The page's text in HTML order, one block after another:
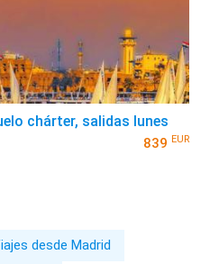
chárter, salidas lunes
839 EUR
desde Madrid